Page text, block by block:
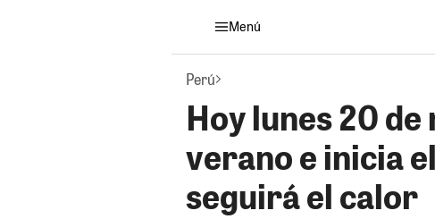
Menú
Perú
Hoy lunes 20 de
verano e inicia
seguirá el calor